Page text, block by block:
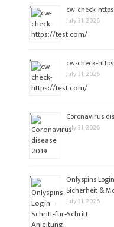
cw-check-
July 31, 2026
cw-check-
July 31, 2026
Coronavirus
July 31, 2026
Onlyspins
Sicherheit &
July 31, 2026